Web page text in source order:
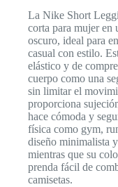
La Nike Short
corta para mujer en
oscuro, ideal para
casual con estilo.
elástico y de
cuerpo como una
sin limitar el
proporciona
hace cómoda y
física como gym,
diseño minimalista
mientras que su
prenda fácil de
camisetas.